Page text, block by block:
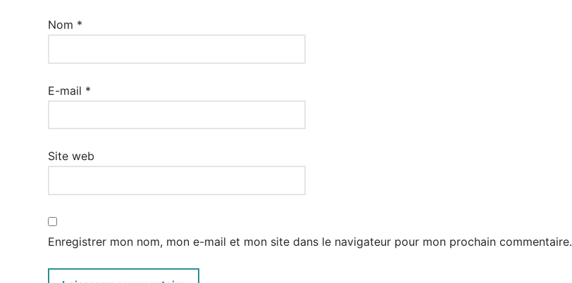
Nom *
E-mail *
Site web
Enregistrer mon nom, mon e-mail et mon site dans le navigateur pour mon prochain commentaire.